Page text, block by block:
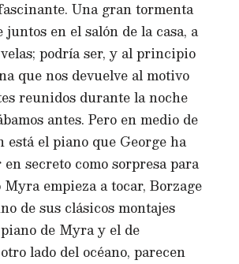
Una gran tormenta
juntos en el salón de la casa, a
podría ser, y al principio
que nos devuelve al motivo
reunidos durante la noche
antes. Pero en medio de
está el piano que George ha
secreto como sorpresa para
Myra empieza a tocar, Borzage
de sus clásicos montajes
de Myra y el de
lado del océano, parecen